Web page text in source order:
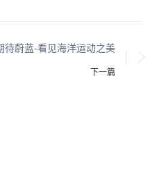
待蔚蓝-看见海洋运动之美
下一篇